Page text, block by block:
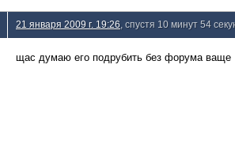
21 января 2009 г. 19:26 , спустя 10 минут 54
щас думаю его подрубить без форума ваще